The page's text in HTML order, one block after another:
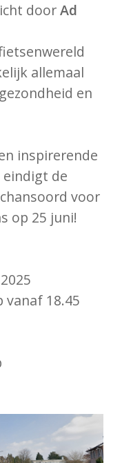
doorAd
allemaal
en
inspirerende
eindigt de
voor
op 25 juni!
18.45